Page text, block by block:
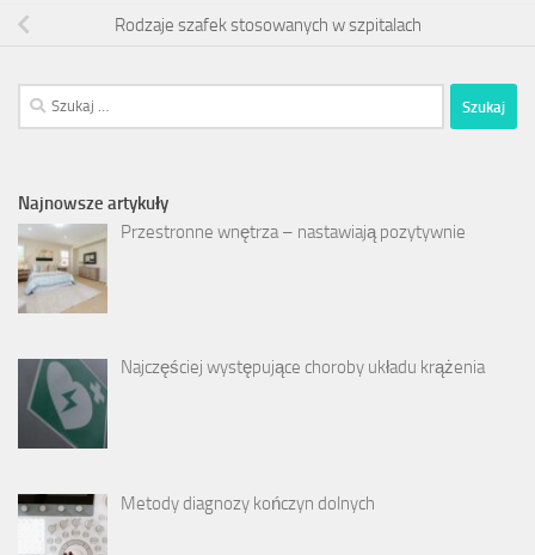
Rodzaje szafek stosowanych w szpitalach
Szukaj:
Najnowsze artykuły
Przestronne wnętrza – nastawiają pozytywnie
Najczęściej występujące choroby układu krążenia
Metody diagnozy kończyn dolnych